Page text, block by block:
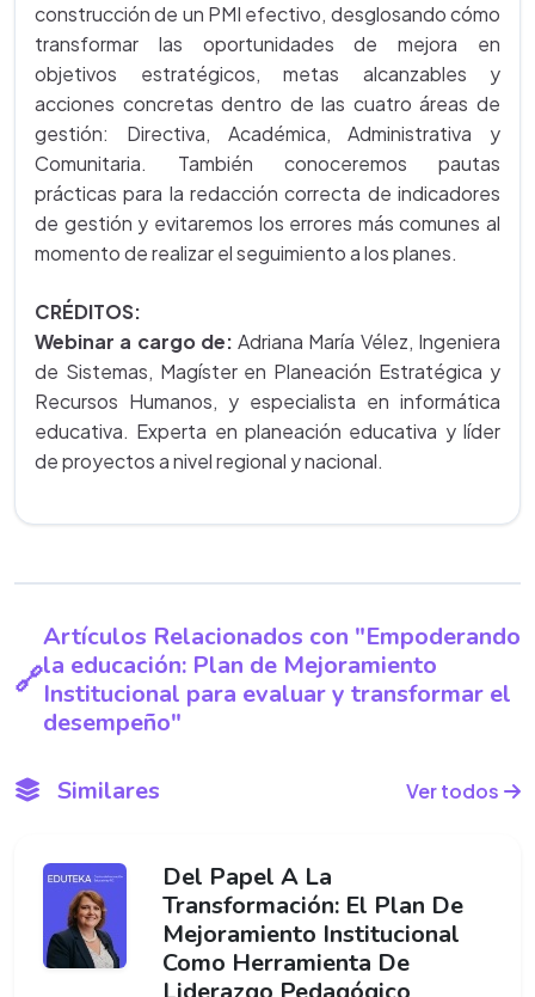
construcción de un PMI efectivo, desglosando cómo
transformar las oportunidades de mejora en
objetivos estratégicos, metas alcanzables y
acciones concretas dentro de las cuatro áreas de
gestión: Directiva, Académica, Administrativa y
Comunitaria. También conoceremos pautas
prácticas para la redacción correcta de indicadores
de gestión y evitaremos los errores más comunes al
momento de realizar el seguimiento a los planes.
CRÉDITOS:
Webinar a cargo de: Adriana María Vélez, Ingeniera
de Sistemas, Magíster en Planeación Estratégica y
Recursos Humanos, y especialista en informática
educativa. Experta en planeación educativa y líder
de proyectos a nivel regional y nacional.
Artículos Relacionados con "Empoderando
la educación: Plan de Mejoramiento
Institucional para evaluar y transformar el
desempeño"
Similares Ver todos
Del Papel A La
Transformación: El Plan De
Mejoramiento Institucional
Como Herramienta De